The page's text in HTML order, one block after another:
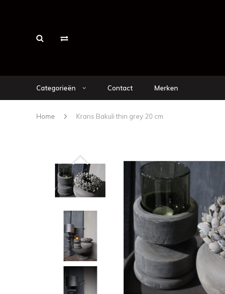
Categorieën Contact Merken
Home Krans Bakuli thin grey 20 cm